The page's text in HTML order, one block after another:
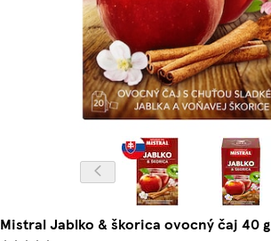
Mistral Jablko & škorica ovocný čaj 40 g